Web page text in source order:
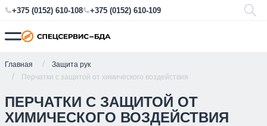
+375 (0152) 610-108 +375 (0152) 610-109
Главная
Защита рук
Перчатки с защитой от химического воздействия
ПЕРЧАТКИ С ЗАЩИТОЙ ОТ
ХИМИЧЕСКОГО ВОЗДЕЙСТВИЯ